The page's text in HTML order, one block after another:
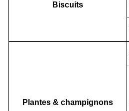
Biscuits
Plantes & champignons